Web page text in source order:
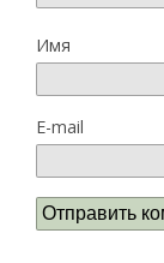
Имя
E-mail